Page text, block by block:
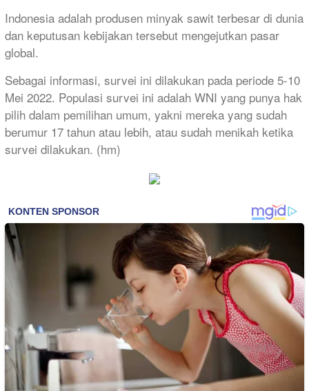
Indonesia adalah produsen minyak sawit terbesar di dunia
dan keputusan kebijakan tersebut mengejutkan pasar
global.
Sebagai informasi, survei ini dilakukan pada periode 5-10
Mei 2022. Populasi survei ini adalah WNI yang punya hak
pilih dalam pemilihan umum, yakni mereka yang sudah
berumur 17 tahun atau lebih, atau sudah menikah ketika
survei dilakukan. (hm)